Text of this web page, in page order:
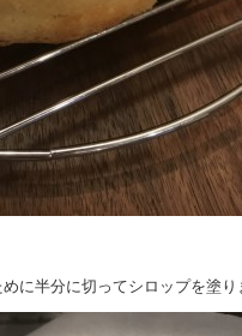
に半分に切ってシロップを塗り